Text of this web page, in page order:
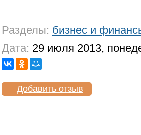
Разделы: бизнес и
Дата: 29 июля 2013,
Добавить отзыв